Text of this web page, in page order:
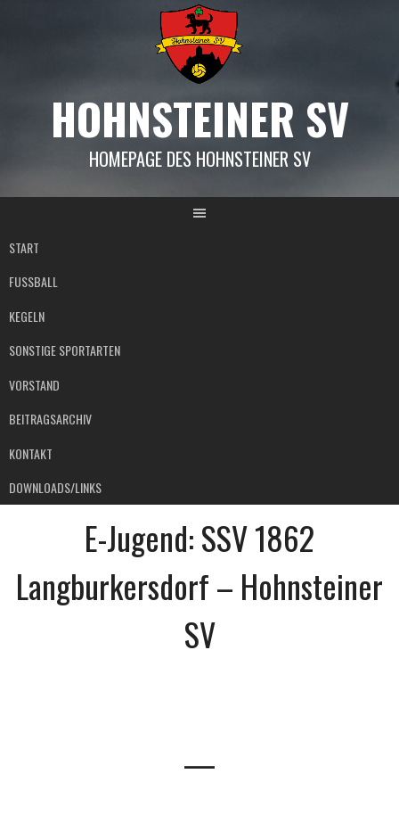
HOHNSTEINER SV
HOMEPAGE DES HOHNSTEINER SV
START
FUSSBALL
KEGELN
SONSTIGE SPORTARTEN
VORSTAND
BEITRAGSARCHIV
KONTAKT
DOWNLOADS/LINKS
E-Jugend: SSV 1862
Langburkersdorf – Hohnsteiner
SV
—